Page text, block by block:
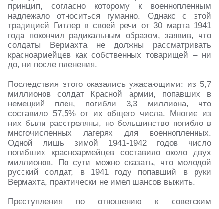
принцип, согласно которому к военнопленным
надлежало относиться гуманно. Однако с этой
традицией Гитлер в своей речи от 30 марта 1941
года покончил радикальным образом, заявив, что
солдаты Вермахта не должны рассматривать
красноармейцев как собственных товарищей – ни
до, ни после пленения.
Последствия этого оказались ужасающими: из 5,7
миллионов солдат Красной армии, попавших в
немецкий плен, погибли 3,3 миллиона, что
составило 57,5% от их общего числа. Многие из
них были расстреляны, но большинство погибло в
многочисленных лагерях для военнопленных.
Одной лишь зимой 1941-1942 годов число
погибших красноармейцев составило около двух
миллионов. По сути можно сказать, что молодой
русский солдат, в 1941 году попавший в руки
Вермахта, практически не имел шансов выжить.
Преступления по отношению к советским